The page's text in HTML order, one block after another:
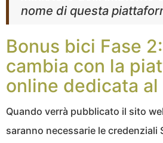
nome di questa
Bonus bici Fase
cambia con la
online dedicata
Quando verrà pubblicato il sito
saranno necessarie le credenziali